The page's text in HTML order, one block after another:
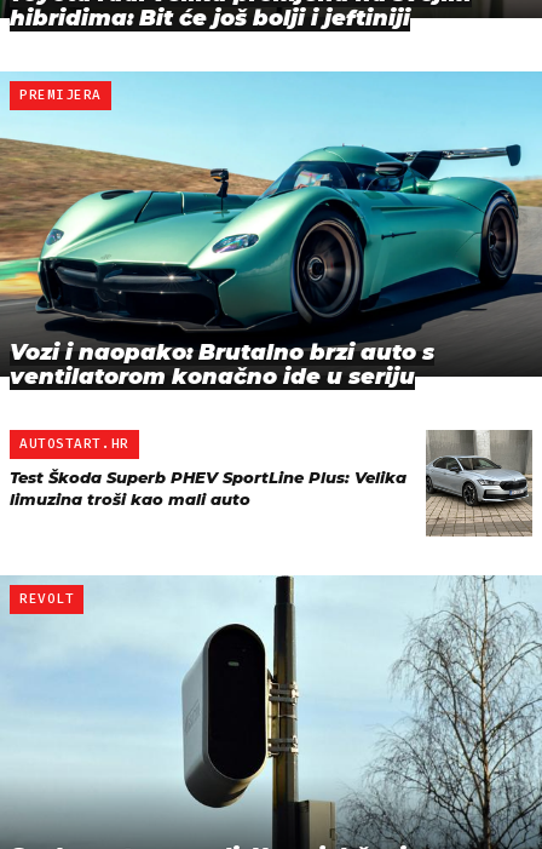
hibridima: Bit će još bolji i jeftiniji
PREMIJERA
Vozi i naopako: Brutalno brzi auto s
ventilatorom konačno ide u seriju
AUTOSTART.HR
Test Škoda Superb PHEV SportLine Plus: Velika
limuzina troši kao mali auto
REVOLT